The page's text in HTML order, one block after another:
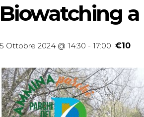
Biowatching
5 Ottobre 2024 @ 14:30 - 17:00 €10